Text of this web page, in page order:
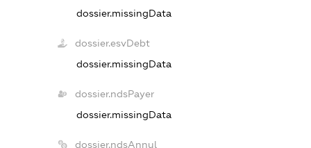
dossier.missingData
dossier.esvDebt
dossier.missingData
dossier.ndsPayer
dossier.missingData
dossier.ndsAnnul